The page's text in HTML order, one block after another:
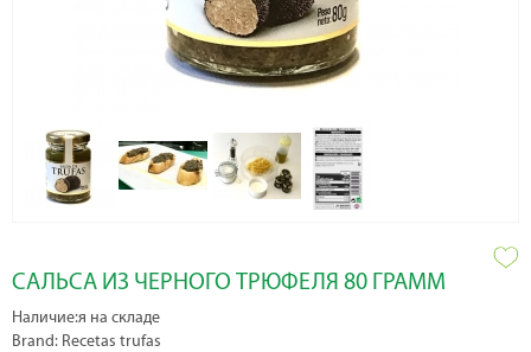
САЛЬСА ИЗ ЧЕРНОГО ТРЮФЕЛЯ 80 ГРАММ
Наличие:я на складе
Brand: Recetas trufas